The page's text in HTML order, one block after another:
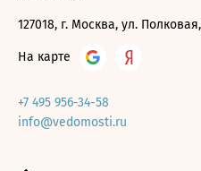
127018, г. Москва, ул.
На карте
+7 495 956-34-58
info@vedomosti.ru